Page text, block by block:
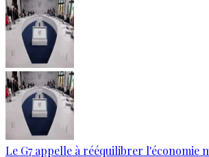
Le G7 appelle à rééquilibrer l'économie